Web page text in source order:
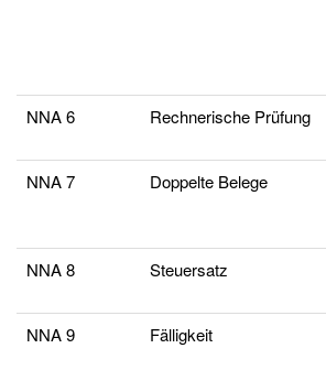
NNA 6 Rechnerische Prüfung
NNA 7 Doppelte Belege
NNA 8 Steuersatz
NNA 9 Fälligkeit